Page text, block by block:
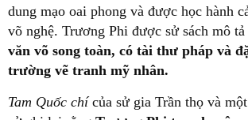
dung mạo oai phong và được học hành
võ nghệ. Trương Phi được sử sách mô tả
văn võ song toàn, có tài thư pháp và
trường vẽ tranh mỹ nhân.
Tam Quốc chícủa sử gia Trần thọ và